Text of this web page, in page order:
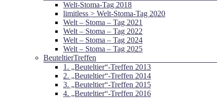
Welt-Stoma-Tag 2018
limitless > Welt-Stoma-Tag 2020
Welt – Stoma – Tag 2021
Welt – Stoma – Tag 2022
Welt – Stoma – Tag 2024
Welt – Stoma – Tag 2025
BeuteltierTreffen
1. „Beuteltier“-Treffen 2013
2. „Beuteltier“-Treffen 2014
3. „Beuteltier“-Treffen 2015
4. „Beuteltier“-Treffen 2016